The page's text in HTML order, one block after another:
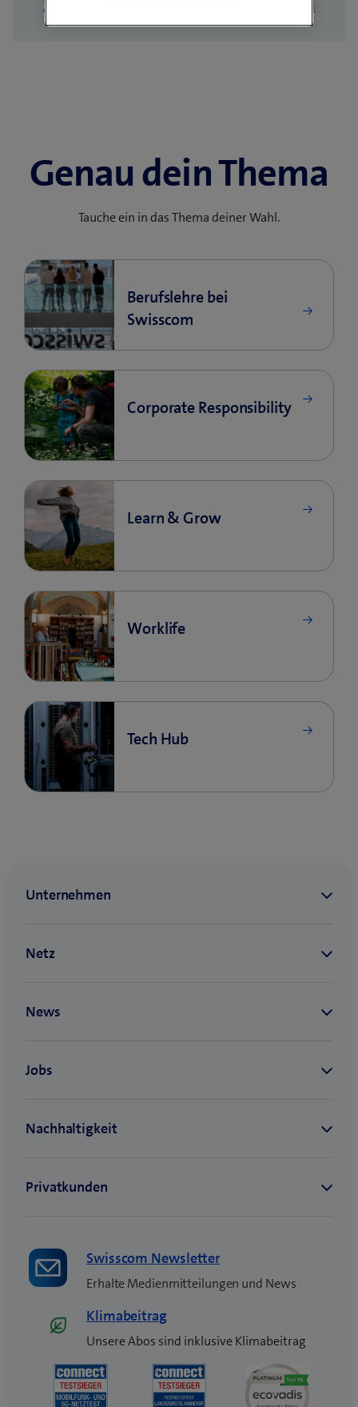
Zur Übersicht Zum nächsten Profil
Genau dein Thema
Tauche ein in das Thema deiner Wahl.
Swisscom Newsletter
Erhalte Medienmitteilungen und News
Klimabeitrag
Unsere Abos sind inklusive Klimabeitrag